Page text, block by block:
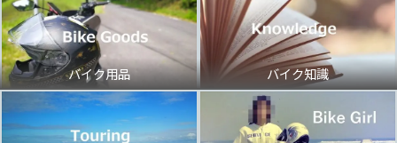
バイク用品 バイク知識